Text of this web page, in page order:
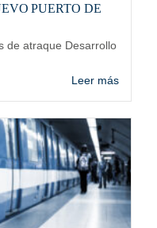
PUERTO DE
de atraque Desarrollo
Leer más